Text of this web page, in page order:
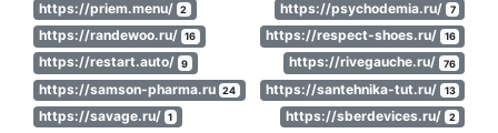
https://priem.menu/ 2 https://psychodemia.ru/ 7
https://randewoo.ru/ 16 https://respect-shoes.ru/ 16
https://restart.auto/ 9 https://rivegauche.ru/ 76
https://samson-pharma.ru 24 https://santehnika-tut.ru/ 13
https://savage.ru/ 1 https://sberdevices.ru/ 2